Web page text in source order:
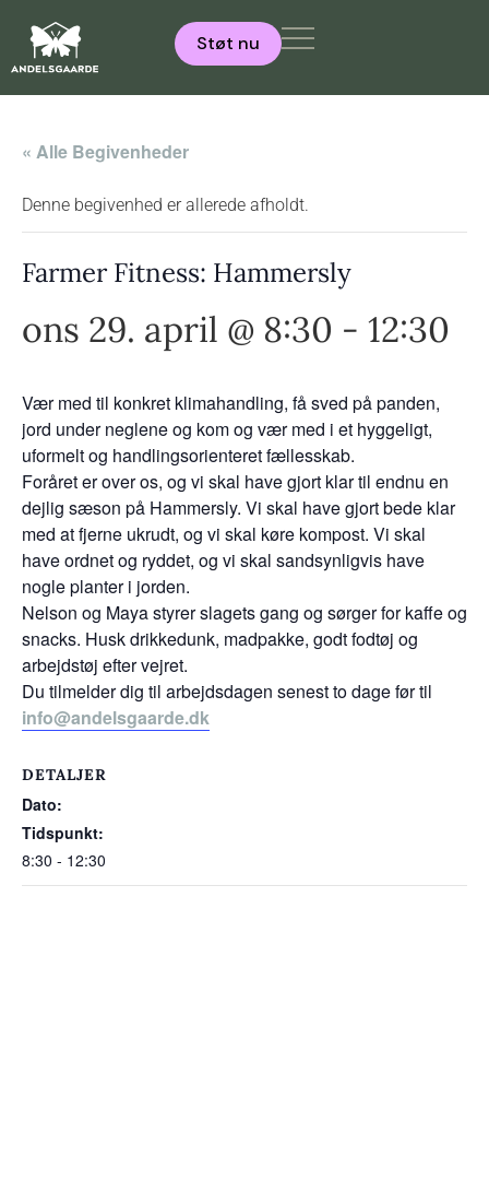
Støt nu
« Alle Begivenheder
Denne begivenhed er allerede afholdt.
Farmer Fitness: Hammersly
ons 29. april @ 8:30 - 12:30
Vær med til konkret klimahandling, få sved på panden,
jord under neglene og kom og vær med i et hyggeligt,
uformelt og handlingsorienteret fællesskab.
Foråret er over os, og vi skal have gjort klar til endnu en
dejlig sæson på Hammersly. Vi skal have gjort bede klar
med at fjerne ukrudt, og vi skal køre kompost. Vi skal
have ordnet og ryddet, og vi skal sandsynligvis have
nogle planter i jorden.
Nelson og Maya styrer slagets gang og sørger for kaffe og
snacks. Husk drikkedunk, madpakke, godt fodtøj og
arbejdstøj efter vejret.
Du tilmelder dig til arbejdsdagen senest to dage før til
info@andelsgaarde.dk
DETALJER
Dato:
Tidspunkt:
8:30 - 12:30